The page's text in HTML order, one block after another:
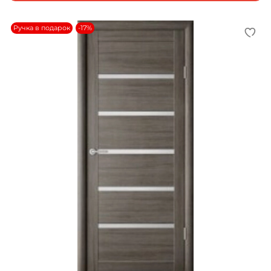
Ручка в подарок -17%